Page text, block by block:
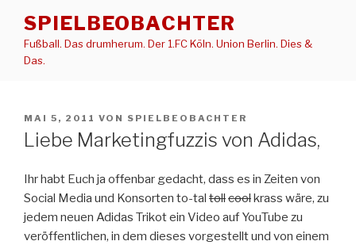
Inhalt
springen
SPIELBEOBACHTER
Fußball. Das drumherum. Der 1.FC Köln. Union Berlin. Dies &
Das.
VERÖFFENTLICHT
AM
MAI 5, 2011 VON SPIELBEOBACHTER
Liebe Marketingfuzzis von Adidas,
Ihr habt Euch ja offenbar gedacht, dass es in Zeiten von
Social Media und Konsorten to-tal tollcoolkrass wäre, zu
jedem neuen Adidas Trikot ein Video auf YouTube zu
veröffentlichen, in dem dieses vorgestellt und von einem